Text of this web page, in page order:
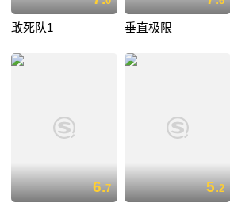
敢死队1 垂直极限
6.7 5.2